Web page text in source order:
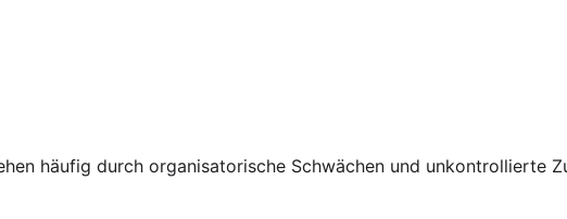
häufig durch organisatorische Schwächen und unkontrollierte